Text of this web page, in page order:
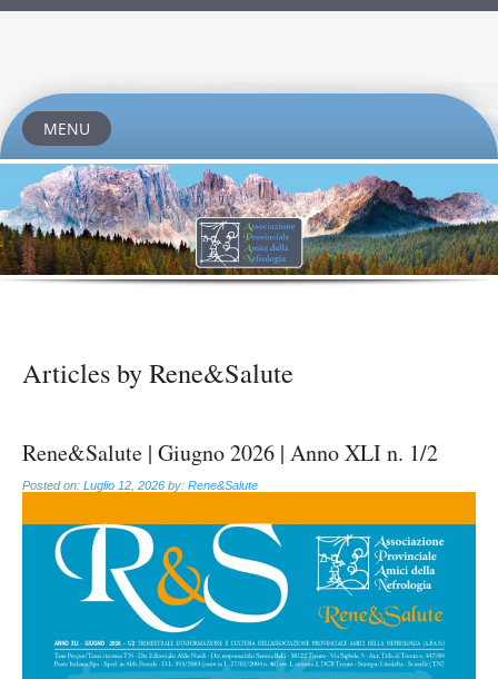
MENU
Skip
to
content
Articles byRene&Salute
Rene&Salute | Giugno 2026 | Anno XLI n. 1/2
Posted on: Luglio 12, 2026 by: Rene&Salute